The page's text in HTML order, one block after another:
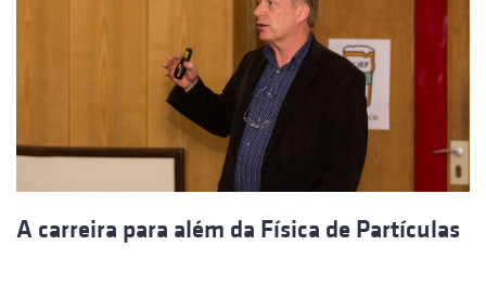
A carreira para além da Física de Partículas